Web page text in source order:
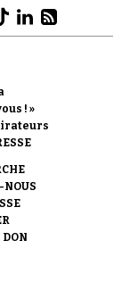
! »
NOUS
DON